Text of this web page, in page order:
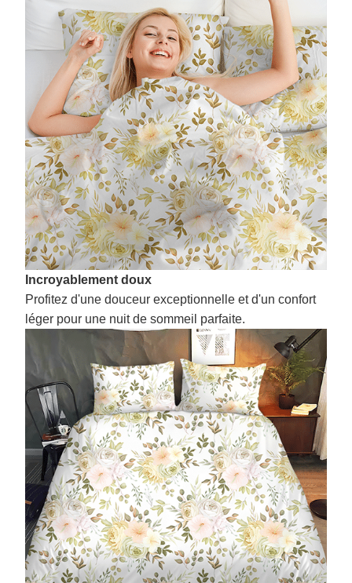
Incroyablement doux
Profitez d'une douceur exceptionnelle et d'un confort
léger pour une nuit de sommeil parfaite.